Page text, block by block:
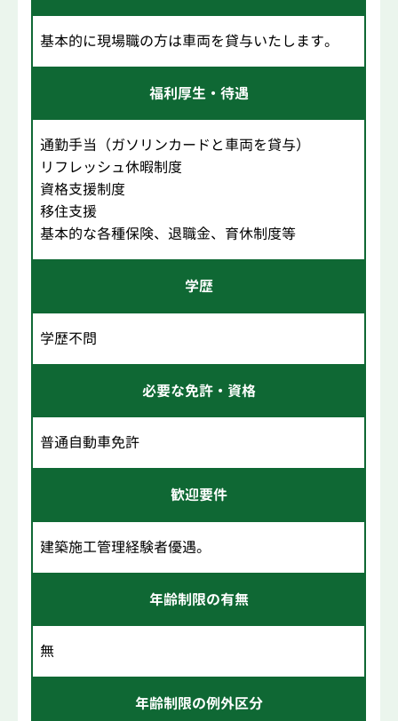
基本的に現場職の方は車両を貸与いたします。
福利厚生・待遇
通勤手当（ガソリンカードと車両を貸与）
リフレッシュ休暇制度
資格支援制度
移住支援
基本的な各種保険、退職金、育休制度等
学歴
学歴不問
必要な免許・資格
普通自動車免許
歓迎要件
建築施工管理経験者優遇。
年齢制限の有無
無
年齢制限の例外区分